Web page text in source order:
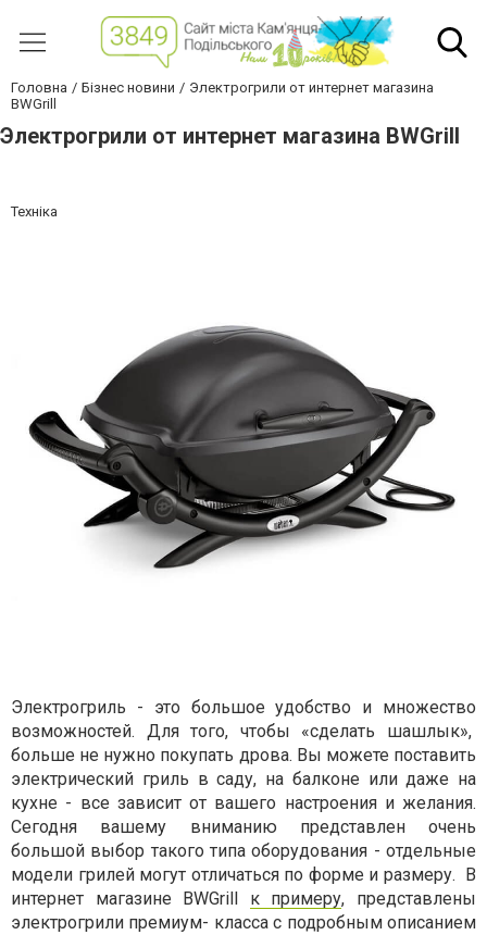
Головна Бізнес новини
Электрогрили от интернет магазина
BWGrill
Электрогрили от интернет магазина BWGrill
Техніка
Электрогриль - это большое удобство и множество
возможностей. Для того, чтобы «сделать шашлык»,
больше не нужно покупать дрова. Вы можете поставить
электрический гриль в саду, на балконе или даже на
кухне - все зависит от вашего настроения и желания.
Сегодня вашему вниманию представлен очень
большой выбор такого типа оборудования - отдельные
модели грилей могут отличаться по форме и размеру. В
интернет магазине BWGrill к примеру, представлены
электрогрили премиум- класса с подробным описанием